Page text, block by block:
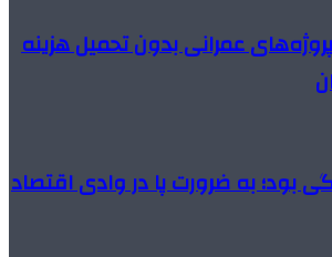
عمرانی بدون تحمیل هزینه
بود؛ به ضرورت پا در وادی اقتصاد